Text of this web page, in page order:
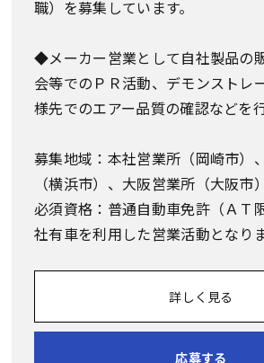
職）を募集しています。
◆メーカー営業として自社製品の
会等でのＰＲ活動、デモンストレ
様先でのエアー品質の確認などを行
募集地域：本社営業所（岡崎市）
（横浜市）、大阪営業所（大阪市）
必須資格：普通自動車免許（ＡＴ
社有車を利用した営業活動となりま
詳しく見る
応募する